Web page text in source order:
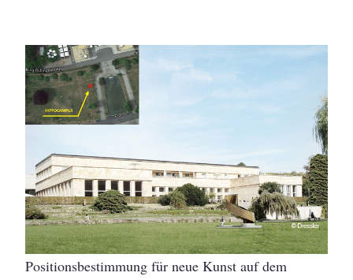
Positionsbestimmung für neue Kunst auf dem